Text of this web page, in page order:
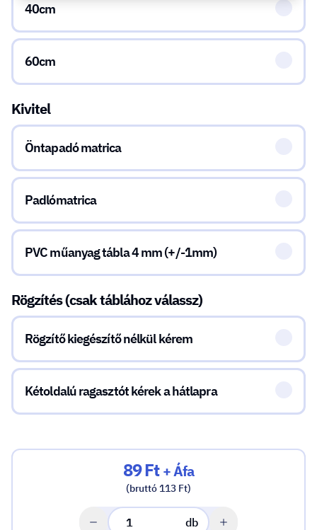
40cm
60cm
Kivitel
Öntapadó matrica
Padlómatrica
PVC műanyag tábla 4 mm (+/-1mm)
Rögzítés (csak táblához válassz)
Rögzítő kiegészítő nélkül kérem
Kétoldalú ragasztót kérek a hátlapra
89 Ft+ Áfa
(bruttó 113 Ft)
db